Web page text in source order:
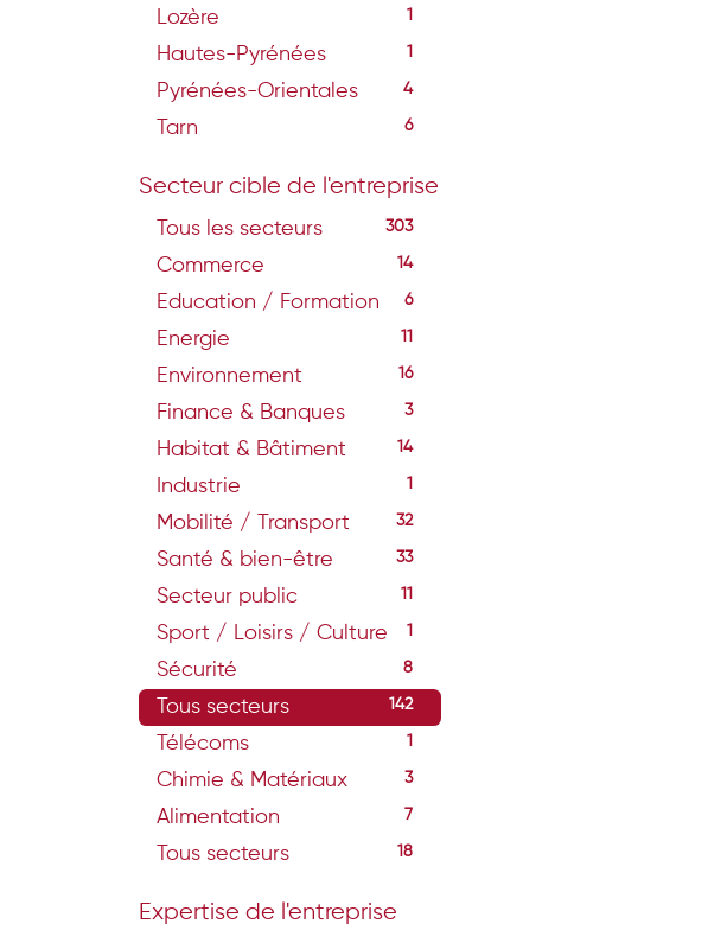
Lozère 1
Hautes-Pyrénées 1
Pyrénées-Orientales 4
Tarn 6
Secteur cible de l'entreprise
Tous les secteurs 303
Commerce 14
Education / Formation 6
Energie 11
Environnement 16
Finance & Banques 3
Habitat & Bâtiment 14
Industrie 1
Mobilité / Transport 32
Santé & bien-être 33
Secteur public 11
Sport / Loisirs / Culture 1
Sécurité 8
Tous secteurs 142
Télécoms 1
Chimie & Matériaux 3
Alimentation 7
Tous secteurs 18
Expertise de l'entreprise